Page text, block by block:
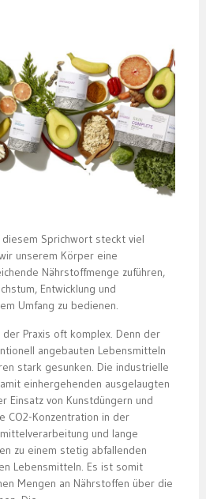
Sprichwort steckt viel
unserem Körper eine
Nährstoffmenge zuführen,
Entwicklung und
Umfang zu bedienen.
Praxis oft komplex. Denn der
angebauten Lebensmitteln
stark gesunken. Die industrielle
einhergehenden ausgelaugten
Einsatz von Kunstdüngern und
CO2-Konzentration in der
und lange
zu einem stetig abfallenden
Lebensmitteln. Es ist somit
Mengen an Nährstoffen über die